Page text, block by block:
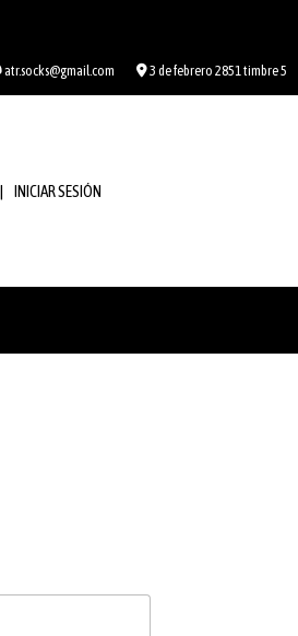
atr.socks@gmail.com 3 de febrero 2851 timbre 5
INICIAR SESIÓN